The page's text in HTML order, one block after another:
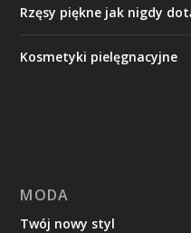
Rzęsy piękne jak nigdy
Kosmetyki pielęgnacyjne
MODA
Twój nowy styl